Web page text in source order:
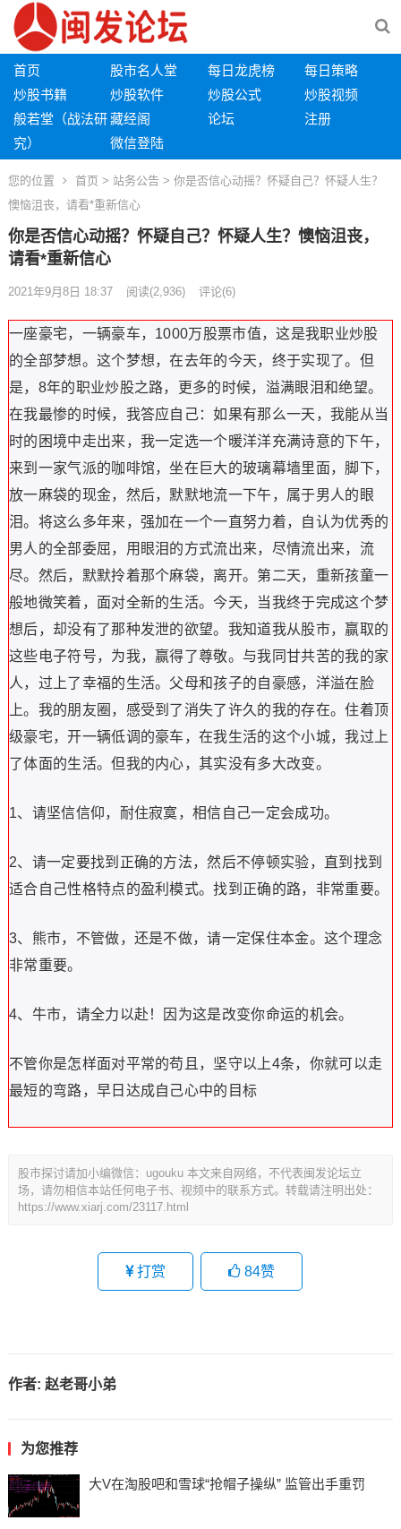
首页 股市名人堂 每日龙虎榜
每日策略
炒股书籍
炒股软件 炒股公式
炒股视频
般若堂（战法研
究）
藏经阁 论坛
注册
微信登陆
您的位置 首页 > 站务公告 > 你是否信心动摇？怀疑自己？怀疑人生？
懊恼沮丧，请看*重新信心
你是否信心动摇？怀疑自己？怀疑人生？懊恼沮丧，
请看*重新信心
2021年9月8日 18:37 阅读(2,936) 评论(6)
一座豪宅，一辆豪车，1000万股票市值，这是我职业炒股
的全部梦想。这个梦想，在去年的今天，终于实现了。但
是，8年的职业炒股之路，更多的时候，溢满眼泪和绝望。
在我最惨的时候，我答应自己：如果有那么一天，我能从当
时的困境中走出来，我一定选一个暖洋洋充满诗意的下午，
来到一家气派的咖啡馆，坐在巨大的玻璃幕墙里面，脚下，
放一麻袋的现金，然后，默默地流一下午，属于男人的眼
泪。将这么多年来，强加在一个一直努力着，自认为优秀的
男人的全部委屈，用眼泪的方式流出来，尽情流出来，流
尽。然后，默默拎着那个麻袋，离开。第二天，重新孩童一
般地微笑着，面对全新的生活。今天，当我终于完成这个梦
想后，却没有了那种发泄的欲望。我知道我从股市，赢取的
这些电子符号，为我，赢得了尊敬。与我同甘共苦的我的家
人，过上了幸福的生活。父母和孩子的自豪感，洋溢在脸
上。我的朋友圈，感受到了消失了许久的我的存在。住着顶
级豪宅，开一辆低调的豪车，在我生活的这个小城，我过上
了体面的生活。但我的内心，其实没有多大改变。
1、请坚信信仰，耐住寂寞，相信自己一定会成功。
2、请一定要找到正确的方法，然后不停顿实验，直到找到
适合自己性格特点的盈利模式。找到正确的路，非常重要。
3、熊市，不管做，还是不做，请一定保住本金。这个理念
非常重要。
4、牛市，请全力以赴！因为这是改变你命运的机会。
不管你是怎样面对平常的苟且，坚守以上4条，你就可以走
最短的弯路，早日达成自己心中的目标
股市探讨请加小编微信：ugouku 本文来自网络，不代表闽发论坛立
场，请勿相信本站任何电子书、视频中的联系方式。转载请注明出处：
https://www.xiarj.com/23117.html
打赏 84赞
作者: 赵老哥小弟
为您推荐
大V在淘股吧和雪球“抢帽子操纵” 监管出手重罚